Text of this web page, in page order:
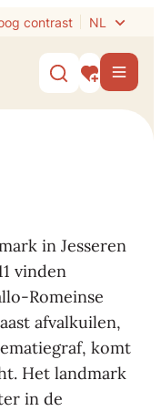
contrast NL
Zoek tonen
Mijn Menu
in Jesseren
vinden
Romeinse
afvalkuilen,
komt
Het landmark
in de